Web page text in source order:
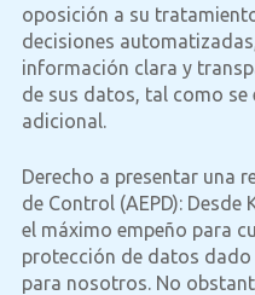
oposición a su
decisiones
información clara y
de sus datos, tal como
adicional.
Derecho a presentar una
de Control (AEPD): Desde
el máximo empeño para
protección de datos
para nosotros. No